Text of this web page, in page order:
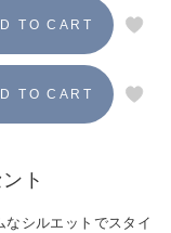
ト
シルエットでスタイ